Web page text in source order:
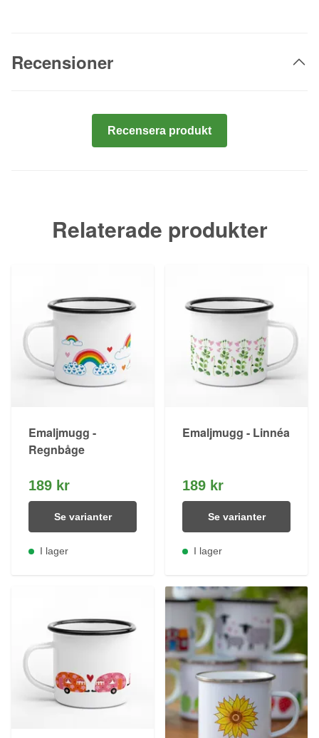
Recensioner
Recensera produkt
Relaterade produkter
Emaljmugg -
Regnbåge
189 kr
Se varianter
I lager
Emaljmugg - Linnéa
189 kr
Se varianter
I lager